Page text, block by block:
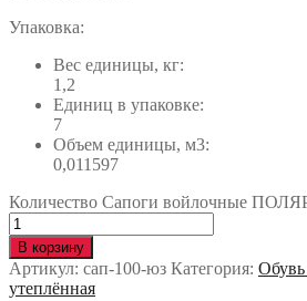
Упаковка:
Вес единицы, кг:
1,2
Единиц в упаковке:
7
Объем единицы, м3:
0,011597
Количество Сапоги войлочные
В корзину
Артикул: сап-100-юз Категория: Обувь
утеплённая